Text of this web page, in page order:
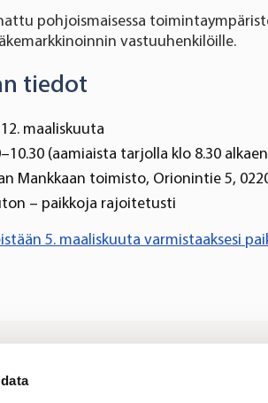
pohjoismaisessa
vastuuhenkilöille.
tiedot
maaliskuuta
(aamiaista tarjolla klo 8.30
Mankkaan toimisto, Orionintie 5,
– paikkoja rajoitetusti
5. maaliskuuta varmistaaksesi